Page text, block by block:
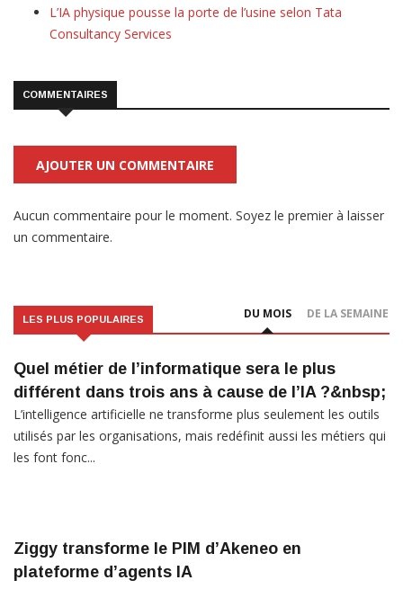
L’IA physique pousse la porte de l’usine selon Tata
Consultancy Services
COMMENTAIRES
AJOUTER UN COMMENTAIRE
Aucun commentaire pour le moment. Soyez le premier à laisser
un commentaire.
LES PLUS POPULAIRES DU MOIS DE LA SEMAINE
Quel métier de l’informatique sera le plus
différent dans trois ans à cause de l’IA ?&nbsp;
L’intelligence artificielle ne transforme plus seulement les outils
utilisés par les organisations, mais redéfinit aussi les métiers qui
les font fonc...
Ziggy transforme le PIM d’Akeneo en
plateforme d’agents IA